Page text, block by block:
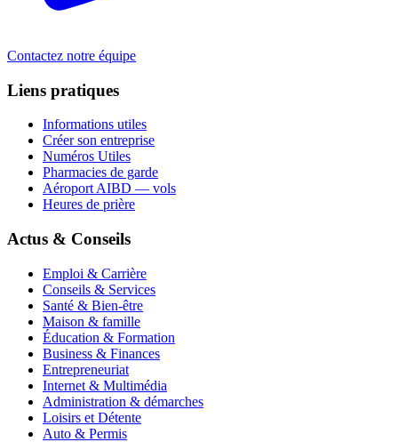
Contactez notre équipe
Liens pratiques
Informations utiles
Créer son entreprise
Numéros Utiles
Pharmacies de garde
Aéroport AIBD — vols
Heures de prière
Actus & Conseils
Emploi & Carrière
Conseils & Services
Santé & Bien-être
Maison & famille
Éducation & Formation
Business & Finances
Entrepreneuriat
Internet & Multimédia
Administration & démarches
Loisirs et Détente
Auto & Permis